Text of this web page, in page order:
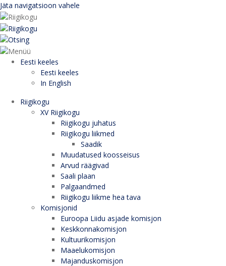
Jäta navigatsioon vahele
Eesti keeles
Eesti keeles
In English
Riigikogu
XV Riigikogu
Riigikogu juhatus
Riigikogu liikmed
Saadik
Muudatused koosseisus
Arvud räägivad
Saali plaan
Palgaandmed
Riigikogu liikme hea tava
Komisjonid
Euroopa Liidu asjade komisjon
Keskkonnakomisjon
Kultuurikomisjon
Maaelukomisjon
Majanduskomisjon